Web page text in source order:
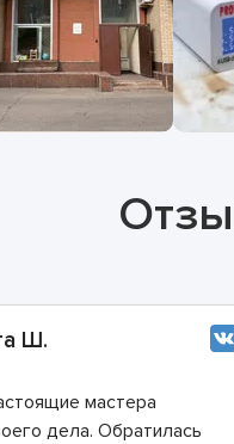
Ш.
мастера
дела. Обратилась